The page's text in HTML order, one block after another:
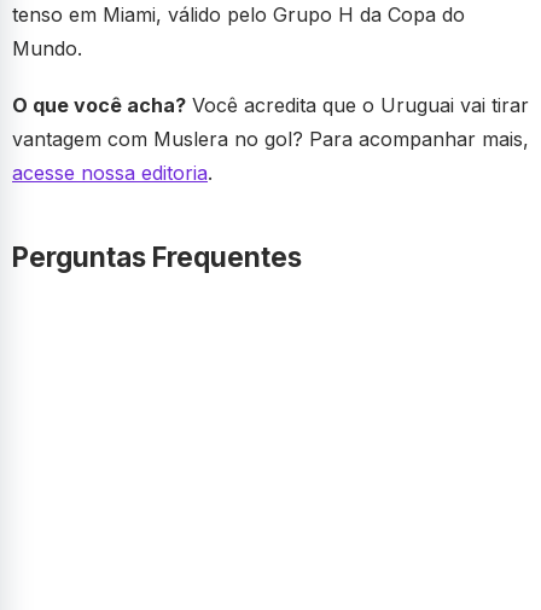
tenso em Miami, válido pelo Grupo H da Copa do
Mundo.
O que você acha? Você acredita que o Uruguai vai tirar
vantagem com Muslera no gol? Para acompanhar mais,
acesse nossa editoria.
Perguntas Frequentes